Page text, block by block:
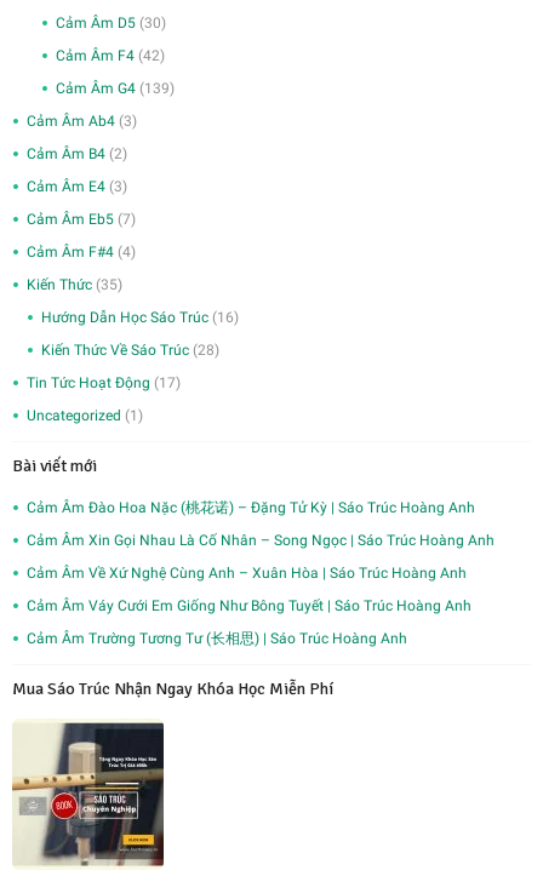
Cảm Âm D5 (30)
Cảm Âm F4 (42)
Cảm Âm G4 (139)
Cảm Âm Ab4 (3)
Cảm Âm B4 (2)
Cảm Âm E4 (3)
Cảm Âm Eb5 (7)
Cảm Âm F#4 (4)
Kiến Thức (35)
Hướng Dẫn Học Sáo Trúc (16)
Kiến Thức Về Sáo Trúc (28)
Tin Tức Hoạt Động (17)
Uncategorized (1)
Bài viết mới
Cảm Âm Đào Hoa Nặc (桃花诺) – Đặng Tử Kỳ | Sáo Trúc Hoàng Anh
Cảm Âm Xin Gọi Nhau Là Cố Nhân – Song Ngọc | Sáo Trúc Hoàng Anh
Cảm Âm Về Xứ Nghệ Cùng Anh – Xuân Hòa | Sáo Trúc Hoàng Anh
Cảm Âm Váy Cưới Em Giống Như Bông Tuyết | Sáo Trúc Hoàng Anh
Cảm Âm Trường Tương Tư (长相思) | Sáo Trúc Hoàng Anh
Mua Sáo Trúc Nhận Ngay Khóa Học Miễn Phí